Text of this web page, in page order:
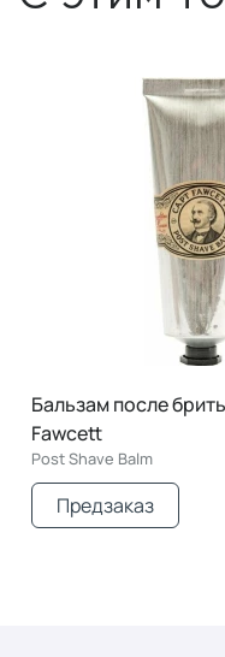
Бальзам после
Fawcett
Post Shave Balm
Предзаказ